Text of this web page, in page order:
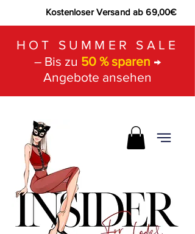
Kostenloser Versand ab 69,00€
HOT SUMMER SALE
– Bis zu 50 % sparen →
Angebote ansehen